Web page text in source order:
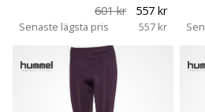
601 kr
557 kr
Senaste lägsta pris 557 kr